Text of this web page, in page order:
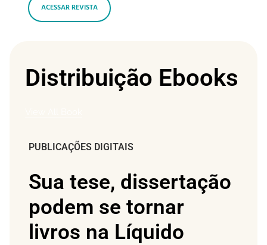
ACESSAR REVISTA
Distribuição Ebooks
PUBLICAÇÕES DIGITAIS
Sua tese, dissertação
podem se tornar
livros na Líquido